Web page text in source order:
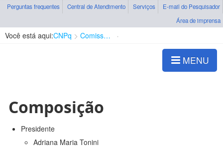
Perguntas frequentes Central de Atendimento Serviços
E-mail do Pesquisador
Área de imprensa
Você está aqui:CNPq Comissão de Integridade
MENU
Composição
Presidente
Adriana Maria Tonini